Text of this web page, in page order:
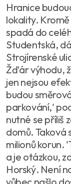
Hranice
lokality.
spadá do
Studentská,
Strojírenské
Žďár výhodu,
jen nejsou
budou
parkování,'
nutné se příliš
domů.
milionů korun.
a je otázkou,
Horský. Není
vůbec našlo